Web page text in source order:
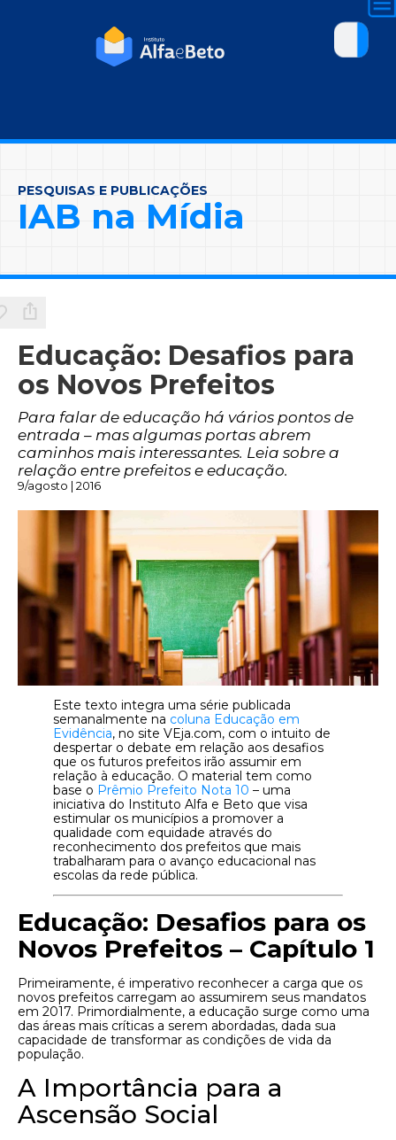
PESQUISAS E PUBLICAÇÕES
IAB na Mídia
Educação: Desafios para
os Novos Prefeitos
Para falar de educação há vários pontos de
entrada – mas algumas portas abrem
caminhos mais interessantes. Leia sobre a
relação entre prefeitos e educação.
9/agosto | 2016
Este texto integra uma série publicada
semanalmente na coluna Educação em
Evidência, no site VEja.com, com o intuito de
despertar o debate em relação aos desafios
que os futuros prefeitos irão assumir em
relação à educação. O material tem como
base o Prêmio Prefeito Nota 10 – uma
iniciativa do Instituto Alfa e Beto que visa
estimular os municípios a promover a
qualidade com equidade através do
reconhecimento dos prefeitos que mais
trabalharam para o avanço educacional nas
escolas da rede pública.
Educação: Desafios para os
Novos Prefeitos – Capítulo 1
Primeiramente, é imperativo reconhecer a carga que os
novos prefeitos carregam ao assumirem seus mandatos
em 2017. Primordialmente, a educação surge como uma
das áreas mais críticas a serem abordadas, dada sua
capacidade de transformar as condições de vida da
população.
A Importância para a
Ascensão Social